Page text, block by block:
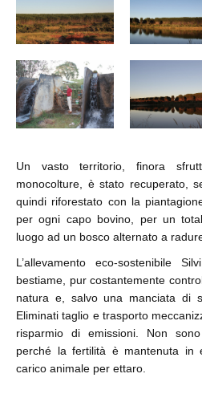
Un vasto territorio, finora
monocolture, è stato recuperato,
quindi riforestato con la
per ogni capo bovino, per un
luogo ad un bosco alternato a
L’allevamento eco-sostenibile
bestiame, pur costantemente
natura e, salvo una manciata di
Eliminati taglio e trasporto
risparmio di emissioni. Non
perché la fertilità è mantenuta in
carico animale per ettaro.